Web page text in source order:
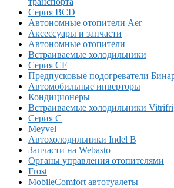
Серия BCD
Автономные отопители Аer
Аксессуары и запчасти
Автономные отопители
Встраиваемые холодильники
Серия CF
Предпусковые подогреватели
Автомобильные инверторы
Кондиционеры
Встраиваемые холодильники
Серия C
Meyvel
Автохолодильники Indel B
Запчасти на Webasto
Органы управления отопителями
Frost
MobileComfort автотуалеты